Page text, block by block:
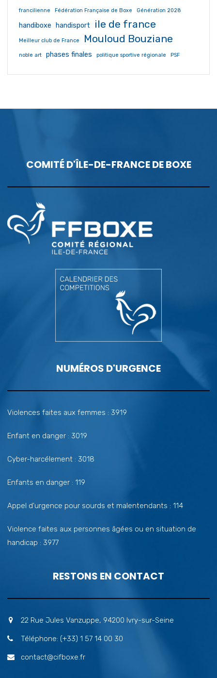
francilienne Fédération Française de Boxe Génération 2028
handiboxe handisport ile de france
Meilleur club de France Mouloud Bouziane
noble art phases finales politique sportive régionale PSF
COMITÉ D'ÎLE-DE-FRANCE DE BOXE
NUMÉROS D'URGENCE
Violences faites aux femmes : 3919
Enfant en danger : 3019
Cyber-harcélement : 3018
Enfants en danger : 119
Appel d'urgence pour sourds et malentendants : 114
Violence faites aux personnes âgées ou en situation de
handicap : 3977
RESTONS EN CONTACT
22 Rue Jules Vanzuppe, 94200 Ivry-sur-Seine
Téléphone: (+33) 1 57 14 00 30
contact@cifboxe.fr